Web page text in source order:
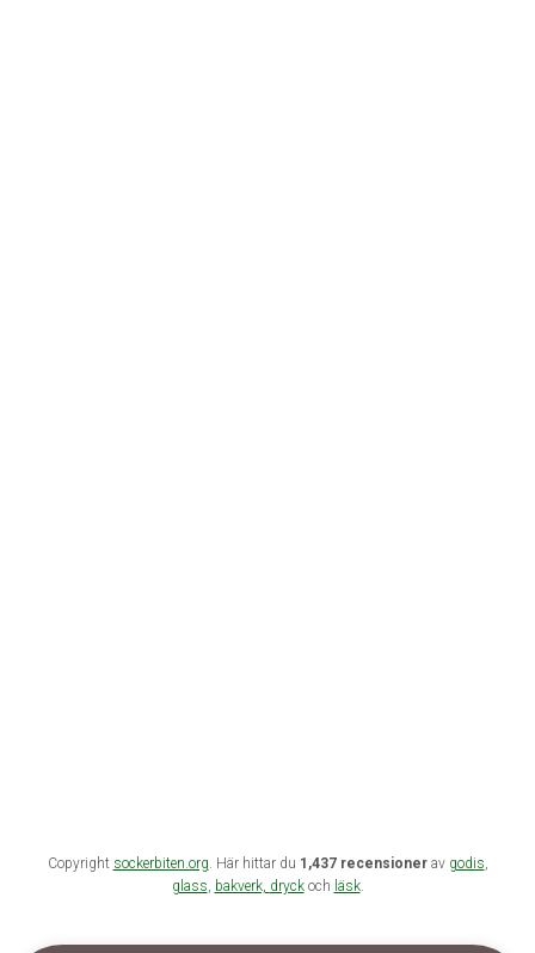
Copyright sockerbiten.org. Här hittar du 1,437 recensionerav godis,
glass, bakverk, dryckoch läsk.